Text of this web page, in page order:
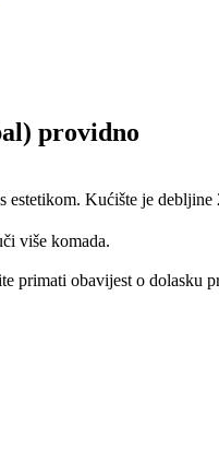
providno
Kućište je
više komada.
primati obavijest o dolasku